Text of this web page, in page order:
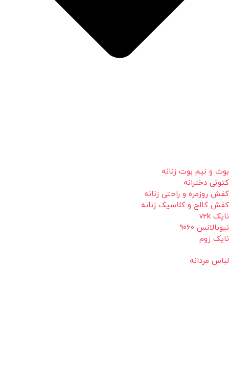
بوت و نیم بوت زنانه
کتونی دخترانه
کفش روزمره و راحتی زنانه
کفش کالج و کلاسیک زنانه
نایک v2k
نیوبالانس 9060
نایک زوم
لباس مردانه